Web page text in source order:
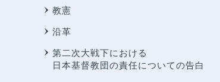
教憲
沿革
第二次大戦下における
日本基督教団の責任についての告白